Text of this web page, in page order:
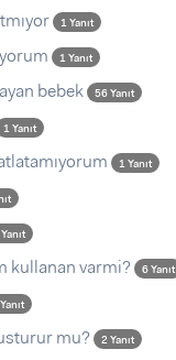
1 Yanıt
1 Yanıt
bebek 56 Yanıt
1 Yanıt
1 Yanıt
kullanan varmi? 6 Yanıt
mu? 2 Yanıt